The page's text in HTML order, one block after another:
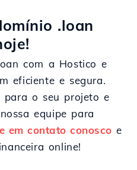
.loan
com a Hostico e
eficiente e segura.
para o seu projeto e
equipe para
em contato conosco e
online!